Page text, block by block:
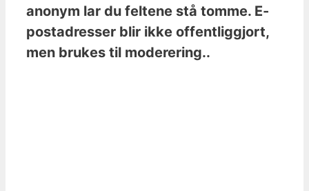
anonym lar du feltene stå tomme. E-
postadresser blir ikke offentliggjort,
men brukes til moderering..